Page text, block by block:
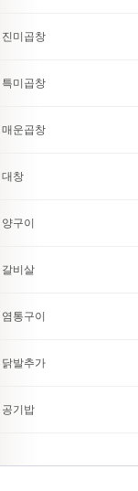
진미곱창
특미곱창
매운곱창
대창
양구이
갈비살
염통구이
닭발추가
공기밥